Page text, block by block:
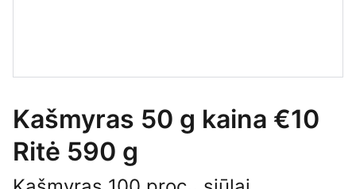
Kašmyras 50 g kaina €10
Ritė 590 g